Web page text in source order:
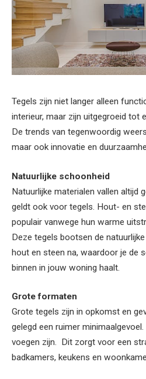
Tegels zijn niet langer alleen
interieur, maar zijn uitgegroeid tot
De trends van tegenwoordig
maar ook innovatie en
Natuurlijke schoonheid
Natuurlijke materialen vallen altijd
geldt ook voor tegels. Hout- en
populair vanwege hun warme
Deze tegels bootsen de
hout en steen na, waardoor je de
binnen in jouw woning haalt.
Grote formaten
Grote tegels zijn in opkomst en
gelegd een ruimer
voegen zijn. Dit zorgt voor een
badkamers, keukens en